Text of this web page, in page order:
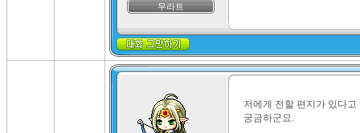
무라트
저에게 전할 편지가 있다
궁금하군요.